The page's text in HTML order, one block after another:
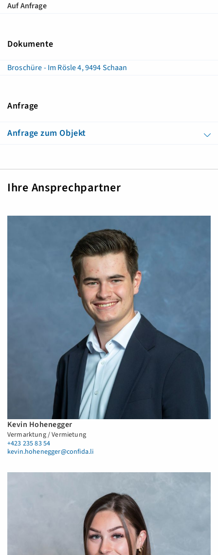
Auf Anfrage
Dokumente
Broschüre - Im Rösle 4, 9494 Schaan
Anfrage
Anfrage zum Objekt
Ihre Ansprechpartner
Kevin Hohenegger
Vermarktung / Vermietung
+423 235 83 54
kevin.hohenegger@confida.li